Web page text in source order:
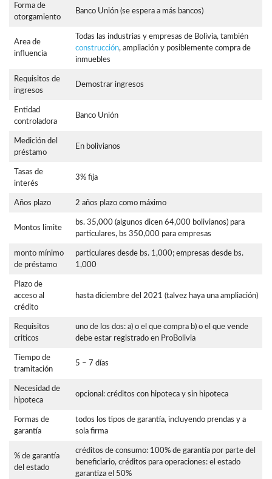
Forma de
otorgamiento
Banco Unión (se espera a más bancos)
Area de
influencia
Todas las industrias y empresas de Bolivia, también
construcción, ampliación y posiblemente compra de
inmuebles
Requisitos de
ingresos
Demostrar ingresos
Entidad
controladora
Banco Unión
Medición del
préstamo
En bolivianos
Tasas de
interés
3% fija
Años plazo 2 años plazo como máximo
Montos límite
bs. 35,000 (algunos dicen 64,000 bolivianos) para
particulares, bs 350,000 para empresas
monto mínimo
de préstamo
particulares desde bs. 1,000; empresas desde bs.
1,000
Plazo de
acceso al
crédito
hasta diciembre del 2021 (talvez haya una ampliación)
Requisitos
criticos
uno de los dos: a) o el que compra b) o el que vende
debe estar registrado en ProBolivia
Tiempo de
tramitación
5 – 7 días
Necesidad de
hipoteca
opcional: créditos con hipoteca y sin hipoteca
Formas de
garantía
todos los tipos de garantía, incluyendo prendas y a
sola firma
% de garantía
del estado
créditos de consumo: 100% de garantía por parte del
beneficiario, créditos para operaciones: el estado
garantiza el 50%